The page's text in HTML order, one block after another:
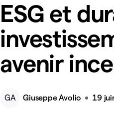
ESG et
avenir
GA Giuseppe Avolio 19